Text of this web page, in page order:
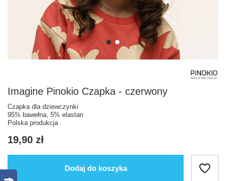
Imagine Pinokio Czapka - czerwony
Czapka dla dziewczynki
95% bawełna, 5% elastan
Polska produkcja
19,90 zł
Dodaj do koszyka